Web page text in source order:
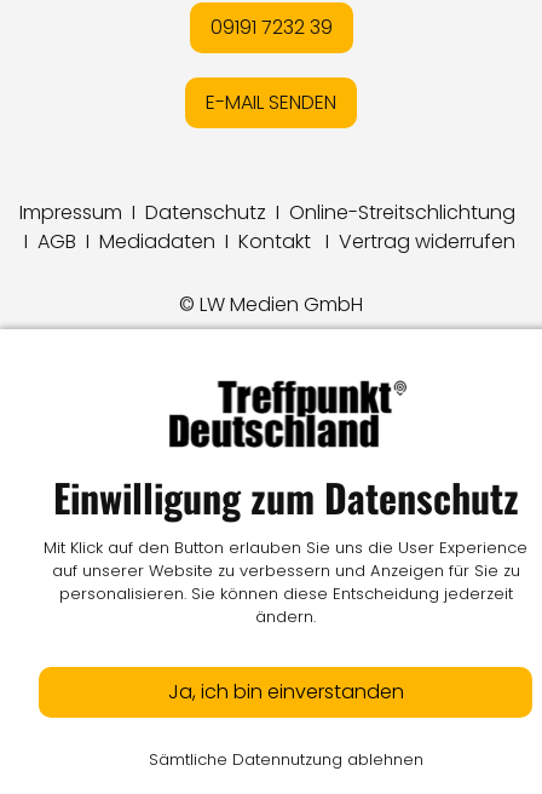
09191 7232 39
E-MAIL SENDEN
Impressum I Datenschutz I Online-Streitschlichtung
I AGB I Mediadaten I Kontakt I Vertrag widerrufen
© LW Medien GmbH
Einwilligung zum Datenschutz
Mit Klick auf den Button erlauben Sie uns die User Experience
auf unserer Website zu verbessern und Anzeigen für Sie zu
personalisieren. Sie können diese Entscheidung jederzeit
ändern.
Ja, ich bin einverstanden
Sämtliche Datennutzung ablehnen